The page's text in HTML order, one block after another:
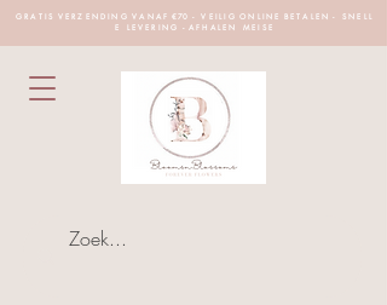
G R A T I S V E R Z E N D I N G V A N A F €70 - V E I L I G O N L I N E B E T A L E N - S N E L L
E L E V E R I N G - A F H A L E N M E I S E